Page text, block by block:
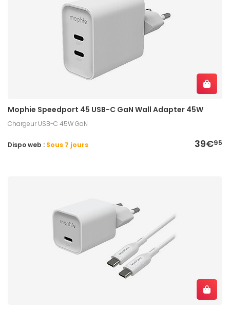
Mophie Speedport 45 USB-C GaN Wall Adapter 45W
Chargeur USB-C 45W GaN
39€95
Dispo web : Sous 7 jours